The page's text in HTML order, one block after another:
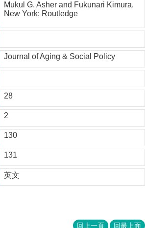
Mukul G. Asher and Fukunari Kimura.
New York: Routledge
Journal of Aging & Social Policy
28
2
130
131
英文
回上一頁 回最上面